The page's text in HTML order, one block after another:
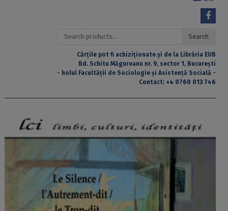
Search
Search
Cărțile pot fi achiziționate și de la Librăria EUB
Bd. Schitu Măgureanu nr. 9, sector 1, București
- holul Facultății de Sociologie și Asistență Socială -
Contact: +4 0760 013 746